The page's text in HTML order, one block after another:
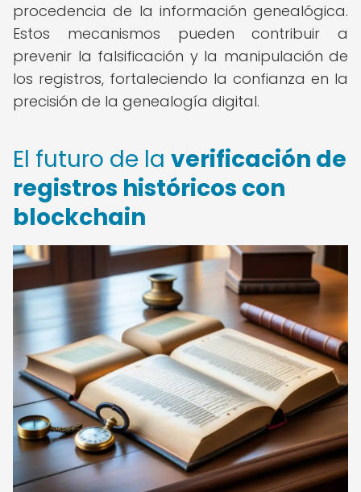
procedencia de la información genealógica.
Estos mecanismos pueden contribuir a
prevenir la falsificación y la manipulación de
los registros, fortaleciendo la confianza en la
precisión de la genealogía digital.
El futuro de la verificación de
registros históricos con
blockchain